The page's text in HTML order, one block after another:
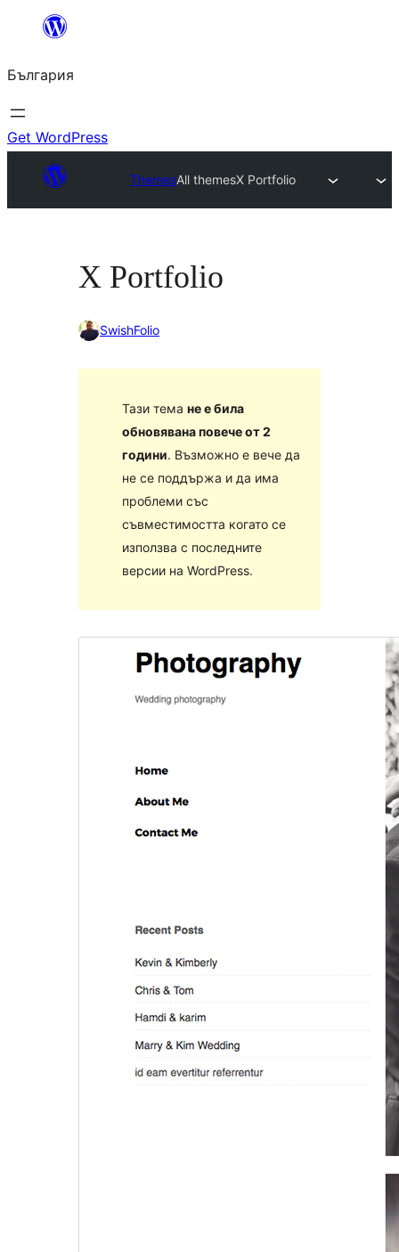
България
Get WordPress
ThemesAll themesX Portfolio
X Portfolio
SwishFolio
Тази тема не е била
обновявана повече от 2
години. Възможно е вече да
не се поддържа и да има
проблеми със
съвместимостта когато се
използва с последните
версии на WordPress.